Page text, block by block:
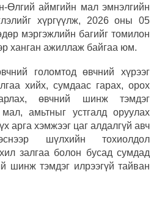
Өлгий аймгийн мал эмнэлгийн
хүргүүлж, 2026 оны 05
мэргэжлийн багийг томилон
ханган ажиллаж байгаа юм.
голомтод өвчний хүрээг
хийх, сумдаас гарах, орох
өвчний шинж тэмдэг
амьтныг устгалд оруулах
арга хэмжээг цаг алдалгүй авч
шүлхийн тохиолдол
залгаа болон бусад сумдад
шинж тэмдэг илрээгүй тайван